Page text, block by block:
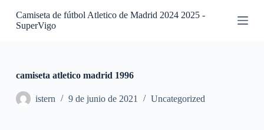
SCamiseta de fútbol Atletico de Madrid 2024 2025 -
SuperVigo
camiseta atletico madrid 1996
istern 9 de junio de 2021 Uncategorized